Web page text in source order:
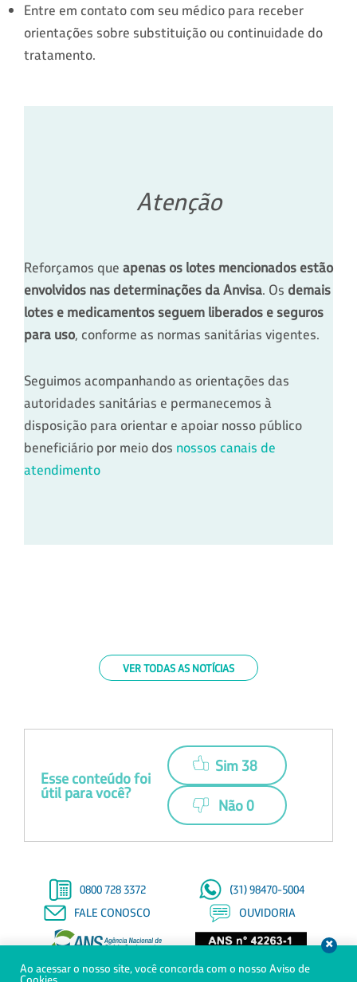
Entre em contato com seu médico para receber
orientações sobre substituição ou continuidade do
tratamento.
Atenção
Reforçamos que apenas os lotes mencionados estão
envolvidos nas determinações da Anvisa. Os demais
lotes e medicamentos seguem liberados e seguros
para uso, conforme as normas sanitárias vigentes.
Seguimos acompanhando as orientações das
autoridades sanitárias e permanecemos à
disposição para orientar e apoiar nosso público
beneficiário por meio dos nossos canais de
atendimento
VER TODAS AS NOTÍCIAS
Esse conteúdo foi
útil para você?
Sim 38
Não 0
0800 728 3372
(31) 98470-5004
FALE CONOSCO
OUVIDORIA
© Copyright 2021 - Todos os direitos reservados à Saúde Petrobras
Ao acessar o nosso site, você concorda com o nosso Aviso de